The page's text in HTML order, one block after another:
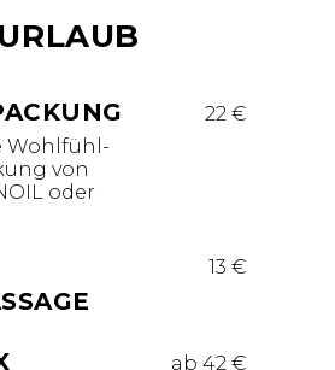
22 €
Wohlfühl-
von
oder
13 €
ab 42 €